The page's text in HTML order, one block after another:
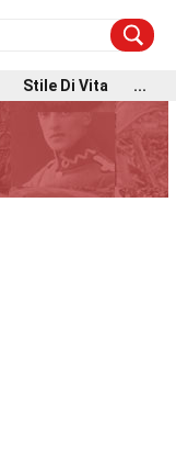
Stile Di Vita ...